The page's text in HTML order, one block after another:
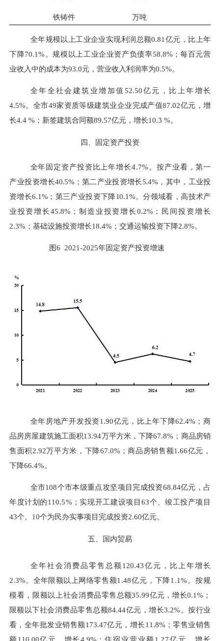
铁铸件 万吨
全年规模以上工业企业实现利润总额0.81 亿元，比上年
下降70.1% 。规模以上工业企业资产负债率58.8% ；每百元营
业收入中的成本为93.0元，营业收入利润率为0.5%。
全年全社会建筑业增加值 52.50亿元，比上年增长
4.5%。全市49家资质等级建筑业企业完成产值87.02亿元，增
长4.4 % ；新签建筑合同额89.57亿元，增长10.3 %。
四、固定资产投资
全年固定资产投资比上年增长4.7% 。按产业看，第一
产业投资增长40.5% ；第二产业投资增长5.4% ，其中，工业投
资增长6.1% ；第三产业投资下降10.1%。分领域看，高技术产
业投资增长45.8% ；制造业投资增长0.2% ；民间投资增长
2.3% ；基础设施投资增长18.4% ；交通运输投资下降2.8%。
图6 2021-2025年固定资产投资增速
全年房地产开发投资1.90亿元，比上年下降62.4% ；商
品房房屋建筑施工面积13.94万平方米，下降67.8% ；商品房销
售面积2.92万平方米，下降67.0% ；商品房销售额1.66亿元，
下降66.4%。
全市108个市本级重点攻坚项目完成投资68.84亿元，占
年度计划的110.5% ；实现开工建设项目 63个、竣工投产项目
43个。 10个为民办实事项目完成投资2.60亿元。
五、国内贸易
全年社会消费品零售总额 120.43亿元，比上年增长
2.3%。全年限额以上网络零售额1.48亿元，下降1.1% 。按规
模看，限额以上社会消费品零售总额35.99亿元，增长0.1% ；
限额以下社会消费品零售总额84.44亿元，增长3.2% 。按行业
看，全年批发业销售额173.47亿元，增长11.8% ；零售业销售